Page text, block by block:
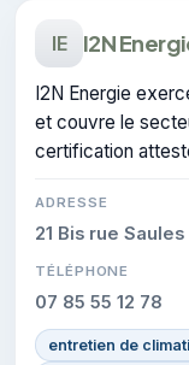
IE I2N
I2N Energie
et couvre le
certification
ADRESSE
21 Bis rue
TÉLÉPHONE
07 85 55 12 78
entretien de